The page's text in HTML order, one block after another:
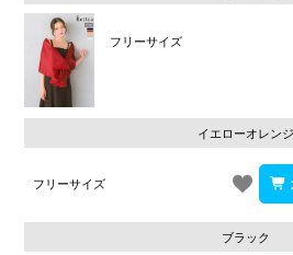
フリーサイズ
イエローオレンジ
フリーサイズ
ブラック